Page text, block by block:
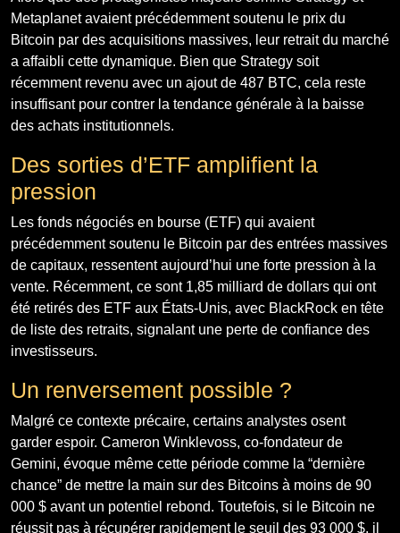
Metaplanet avaient précédemment soutenu le prix du
Bitcoin par des acquisitions massives, leur retrait du marché
a affaibli cette dynamique. Bien que Strategy soit
récemment revenu avec un ajout de 487 BTC, cela reste
insuffisant pour contrer la tendance générale à la baisse
des achats institutionnels.
Des sorties d’ETF amplifient la
pression
Les fonds négociés en bourse (ETF) qui avaient
précédemment soutenu le Bitcoin par des entrées massives
de capitaux, ressentent aujourd’hui une forte pression à la
vente. Récemment, ce sont 1,85 milliard de dollars qui ont
été retirés des ETF aux États-Unis, avec BlackRock en tête
de liste des retraits, signalant une perte de confiance des
investisseurs.
Un renversement possible ?
Malgré ce contexte précaire, certains analystes osent
garder espoir. Cameron Winklevoss, co-fondateur de
Gemini, évoque même cette période comme la “dernière
chance” de mettre la main sur des Bitcoins à moins de 90
000 $ avant un potentiel rebond. Toutefois, si le Bitcoin ne
réussit pas à récupérer rapidement le seuil des 93 000 $, il